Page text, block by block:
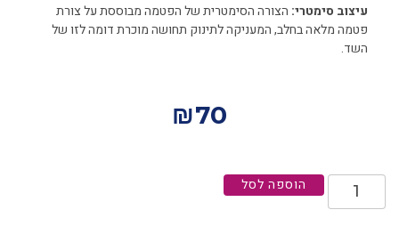
עיצוב סימטרי: הצורה הסימטרית של הפטמה מבוססת על צורת
פטמה מלאה בחלב, המעניקה לתינוק תחושה מוכרת דומה לזו של
השד.
₪70
הוספה לסל